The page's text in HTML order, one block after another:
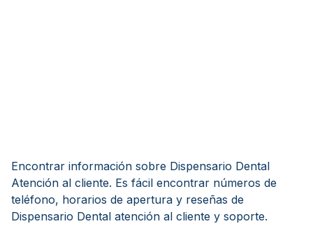
Encontrar información sobre Dispensario Dental
Atención al cliente. Es fácil encontrar números de
teléfono, horarios de apertura y reseñas de
Dispensario Dental atención al cliente y soporte.